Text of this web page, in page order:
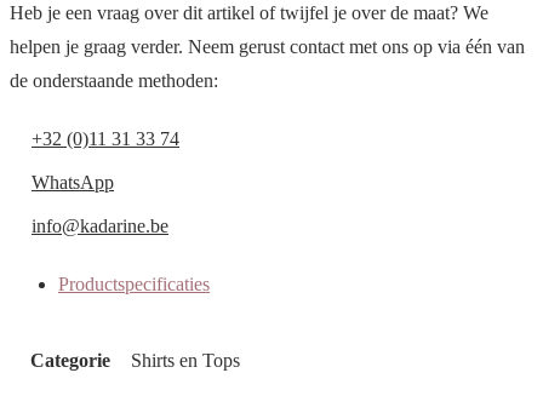
Heb je een vraag over dit artikel of twijfel je over de maat? We
helpen je graag verder. Neem gerust contact met ons op via één van
de onderstaande methoden:
+32 (0)11 31 33 74
WhatsApp
info@kadarine.be
Productspecificaties
Categorie Shirts en Tops